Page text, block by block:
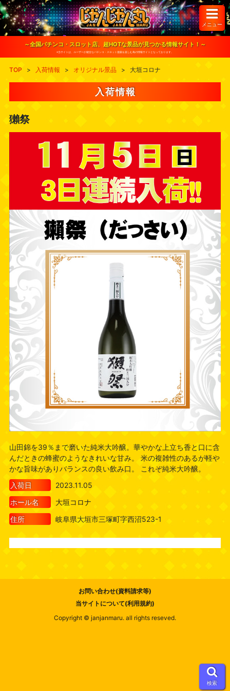
S
k
i
o
メニュー
～全国パチンコ・スロット店、超HOTな景品が見つかる情報サイト！～
※当サイトは、ユーザーが健全なパチンコ・スロット遊戯を楽しむ為の情報サイトとなっております。
TOP > 入荷情報 > オリジナル景品 > 大垣コロナ
入荷情報
獺祭
山田錦を39％まで磨いた純米大吟醸。華やかな上立ち香と口に含
んだときの蜂蜜のようなきれいな甘み。 米の複雑性のあるが軽や
かな旨味がありバランスの良い飲み口。 これぞ純米大吟醸。
入荷日
2023.11.05
ホール名
大垣コロナ
住所
岐阜県大垣市三塚町字西沼523-1
お問い合わせ(資料請求等)
当サイトについて(利用規約)
Copyright © janjanmaru. all rights reseved.
検索